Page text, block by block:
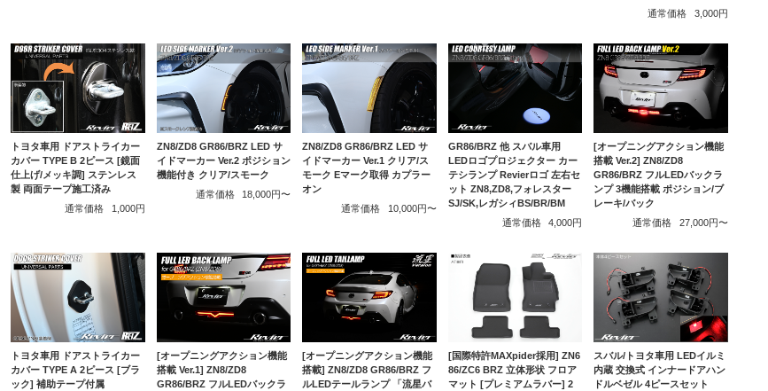
通常価格
3,000円
トヨタ車用 ドアストライカー
カバー TYPE B 2ピース [鏡面
仕上げ/メッキ調] ステンレス
製 両面テープ施工済み
通常価格
1,000円
ZN8/ZD8 GR86/BRZ LED サ
イドマーカー Ver.2 ポジション
機能付き クリア/スモーク
通常価格
18,000円〜
ZN8/ZD8 GR86/BRZ LED サ
イドマーカー Ver.1 クリア/ス
モーク Eマーク取得 カプラー
オン
通常価格
10,000円〜
GR86/BRZ 他 スバル車用
LEDロゴプロジェクター カー
テシランプ Revierロゴ 左右セ
ット ZN8,ZD8,フォレスター
SJ/SK,レガシィBS/BR/BM
通常価格
4,000円
[オープニングアクション機能
搭載 Ver.2] ZN8/ZD8
GR86/BRZ フルLEDバックラ
ンプ 3機能搭載 ポジション/ブ
レーキ/バック
通常価格
27,000円〜
トヨタ車用 ドアストライカー
カバー TYPE A 2ピース [ブラ
ック] 補助テープ付属
[オープニングアクション機能
搭載 Ver.1] ZN8/ZD8
GR86/BRZ フルLEDバックラ
[オープニングアクション機能
搭載] ZN8/ZD8 GR86/BRZ フ
ルLEDテールランプ 「流星バ
[国際特許MAXpider採用] ZN6
86/ZC6 BRZ 立体形状 フロア
マット [プレミアムラバー] 2
スバル/トヨタ車用 LEDイルミ
内蔵 交換式 インナードアハン
ドルベゼル 4ピースセット